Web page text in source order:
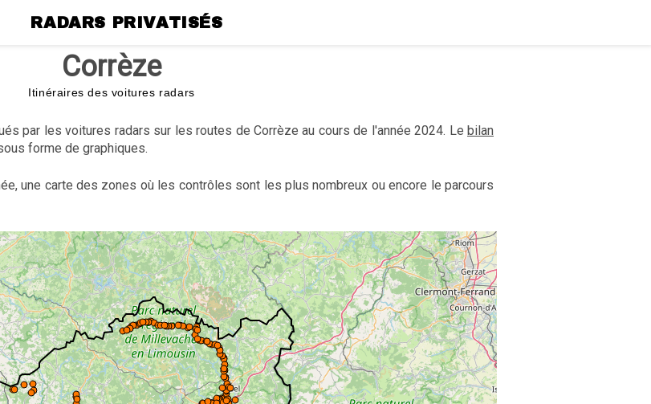
RADARS PRIVATISÉS
Corrèze
Itinéraires des voitures radars
par les voitures radars sur les routes de Corrèze au cours de l'année 2024. Lebilan
forme de graphiques.
une carte des zones où les contrôles sont les plus nombreux ou encore le parcours